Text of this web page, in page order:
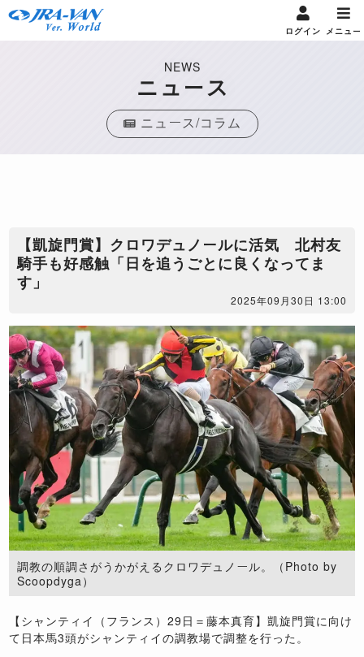
ログイン メニュー
NEWS
ニュース
ニュース/コラム
【凱旋門賞】クロワデュノールに活気 北村友
騎手も好感触「日を追うごとに良くなってま
す」
2025年09月30日 13:00
調教の順調さがうかがえるクロワデュノール。（Photo by
Scoopdyga）
【シャンティイ（フランス）29日＝藤本真育】凱旋門賞に向け
て日本馬3頭がシャンティイの調教場で調整を行った。